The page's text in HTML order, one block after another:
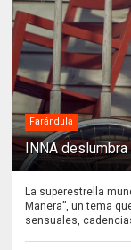
Farándula
INNA deslumbra
La superestrella
Manera”, un tema
sensuales,